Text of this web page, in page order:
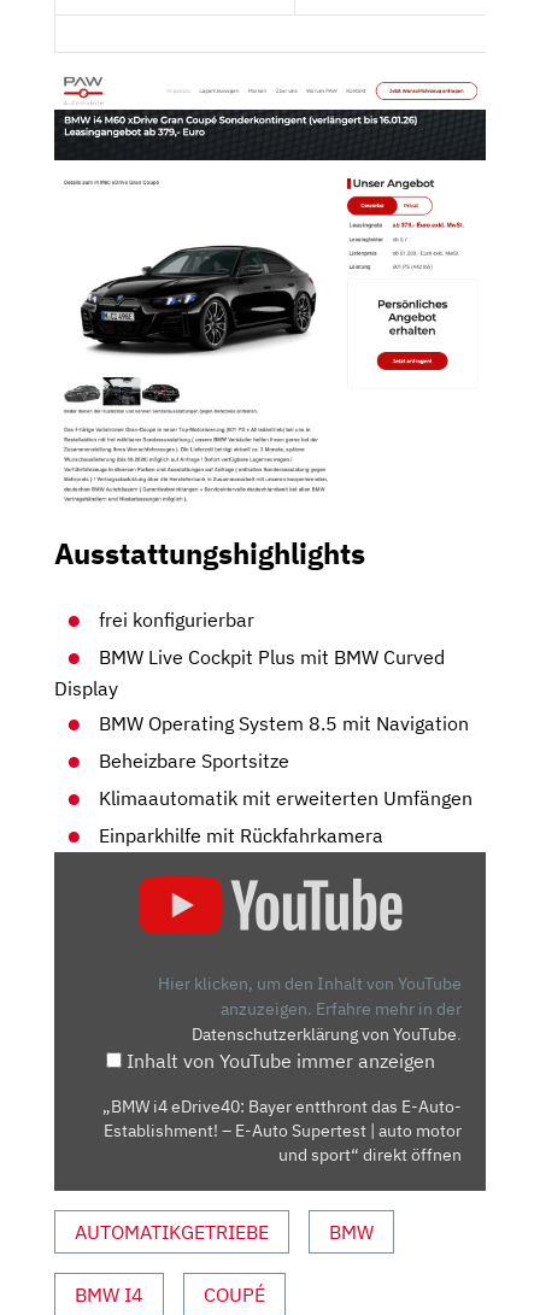
Ausstattungshighlights
frei konfigurierbar
BMW Live Cockpit Plus mit BMW Curved
Display
BMW Operating System 8.5 mit Navigation
Beheizbare Sportsitze
Klimaautomatik mit erweiterten Umfängen
Einparkhilfe mit Rückfahrkamera
EDRIVE40:
ENTTHRONT
AUTO-
ESTABLISHMENT!
SUPERTEST
AUTO
MOTOR
Hier klicken, um den Inhalt von YouTube
anzuzeigen. Erfahre mehr in der
Datenschutzerklärung von YouTube.
Inhalt von YouTube immer anzeigen
„BMW i4 eDrive40: Bayer entthront das E-Auto-
Establishment! – E-Auto Supertest | auto motor
und sport“ direkt öffnen
AUTOMATIKGETRIEBE BMW
BMW I4 COUPÉ